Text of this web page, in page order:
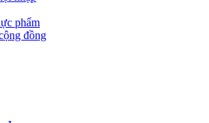
phẩm
đồng